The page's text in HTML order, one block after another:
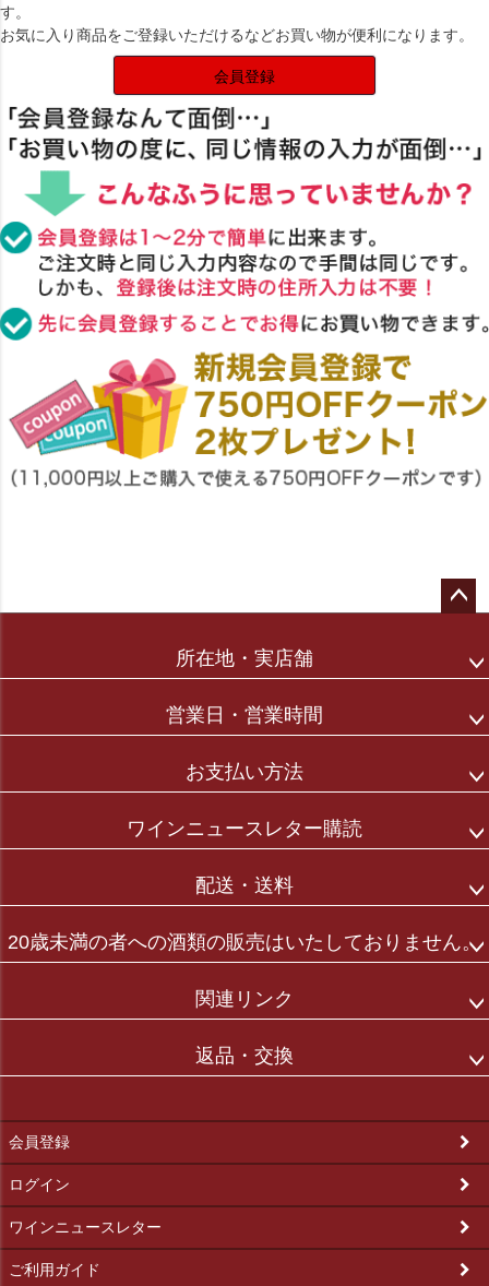
す。
お気に入り商品をご登録いただけるなどお買い物が便利になります。
会員登録
所在地・実店舗
営業日・営業時間
お支払い方法
ワインニュースレター購読
配送・送料
20歳未満の者への酒類の販売はいたしておりません。
関連リンク
返品・交換
会員登録
ログイン
ワインニュースレター
ご利用ガイド